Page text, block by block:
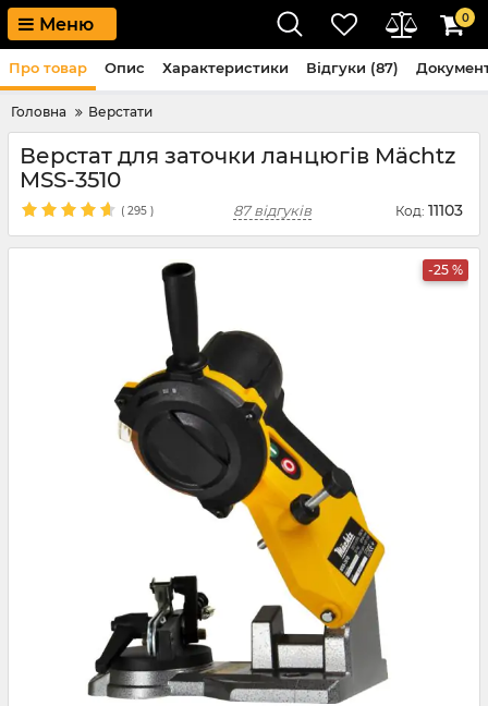
Меню 0
Головна Верстати
Верстат для заточки ланцюгів Mächtz
MSS-3510
( 295 ) 87 відгуків Код: 11103
-25 %
Про товар Опис Характеристики Відгуки (87)